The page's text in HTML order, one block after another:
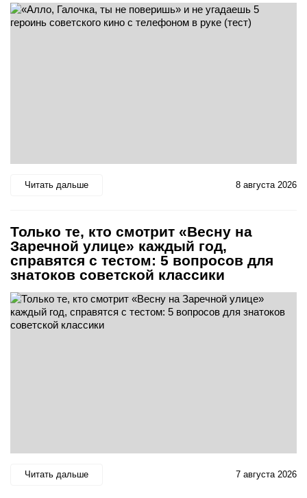
Читать дальше 8 августа 2026
Только те, кто смотрит «Весну на
Заречной улице» каждый год,
справятся с тестом: 5 вопросов для
знатоков советской классики
Читать дальше 7 августа 2026